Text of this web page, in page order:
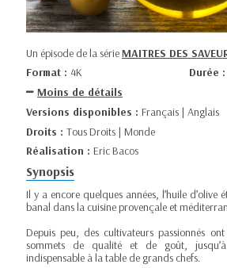
Un épisode de la sérieMAITRES DES
Format : 4K Durée :
Moins de détails
Versions disponibles : Français | Anglais
Droits : Tous Droits | Monde
Réalisation : Eric Bacos
Synopsis
Il y a encore quelques années, l’huile d’olive
banal dans la cuisine provençale et
Depuis peu, des cultivateurs passionnés
sommets de qualité et de goût,
indispensable à la table de grands chefs.